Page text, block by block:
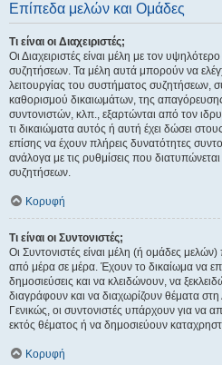
Επίπεδα μελών και Ομάδες
Τι είναι οι Διαχειριστές;
Οι Διαχειριστές είναι μέλη με τον
συζητήσεων. Τα μέλη αυτά μπορούν να
λειτουργίας του συστήματος συζητήσεων,
καθορισμού δικαιωμάτων, της
συντονιστών, κλπ., εξαρτώνται από τον
τι δικαιώματα αυτός ή αυτή έχει δώσει
επίσης να έχουν πλήρεις δυνατότητες
ανάλογα με τις ρυθμίσεις που
συζητήσεων.
Κορυφή
Τι είναι οι Συντονιστές;
Οι Συντονιστές είναι μέλη (ή ομάδες
από μέρα σε μέρα. Έχουν το δικαίωμα να
δημοσιεύσεις και να κλειδώνουν, να
διαγράφουν και να διαχωρίζουν θέματα
Γενικώς, οι συντονιστές υπάρχουν για να
εκτός θέματος ή να δημοσιεύουν
Κορυφή